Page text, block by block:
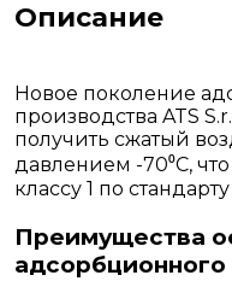
Описание
Новое поколение
производства ATS
получить сжатый
давлением -70⁰С, что
классу 1 по
Преимущества
адсорбционного